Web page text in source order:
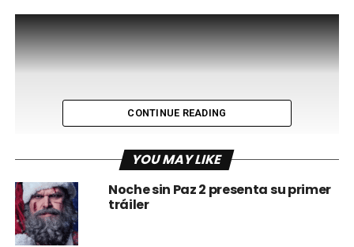
CONTINUE READING
YOU MAY LIKE
Noche sin Paz 2 presenta su primer
tráiler